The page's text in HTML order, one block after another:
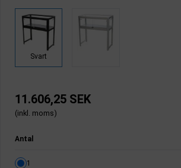
Svart
11.606,25 SEK
(inkl. moms)
Antal
1